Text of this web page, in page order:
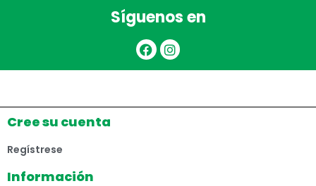
Síguenos en
Cree su cuenta
Regístrese
Información